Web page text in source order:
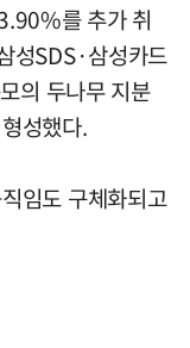
를 추가 취
성SDS·삼성카드
의 두나무 지분
성했다.
임도 구체화되고